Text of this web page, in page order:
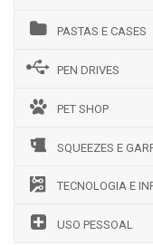
PASTAS E CASES
PEN DRIVES
PET SHOP
SQUEEZES E
TECNOLOGIA E
USO PESSOAL